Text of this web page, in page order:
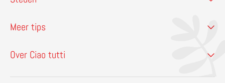
Meer tips
Over Ciao tutti